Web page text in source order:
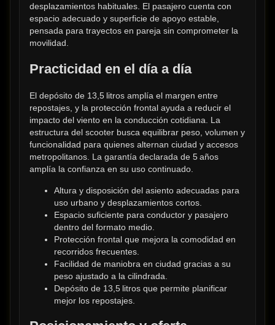
desplazamientos habituales. El pasajero cuenta con
espacio adecuado y superficie de apoyo estable,
pensada para trayectos en pareja sin comprometer la
movilidad.
Practicidad en el día a día
El depósito de 13,5 litros amplía el margen entre
repostajes, y la protección frontal ayuda a reducir el
impacto del viento en la conducción cotidiana. La
estructura del scooter busca equilibrar peso, volumen y
funcionalidad para quienes alternan ciudad y accesos
metropolitanos. La garantía declarada de 5 años
amplía la confianza en su uso continuado.
Altura y disposición del asiento adecuadas para
uso urbano y desplazamientos cortos.
Espacio suficiente para conductor y pasajero
dentro del formato medio.
Protección frontal que mejora la comodidad en
recorridos frecuentes.
Facilidad de maniobra en ciudad gracias a su
peso ajustado a la cilindrada.
Depósito de 13,5 litros que permite planificar
mejor los repostajes.